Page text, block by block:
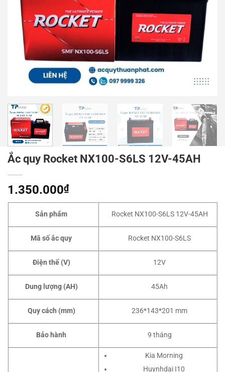
Ắc quy Rocket NX100-S6LS 12V-45AH
1.350.000₫
Sản phẩm Rocket NX100-S6LS 12V-45AH
Mã số ắc quy Rocket NX100-S6LS
Điện thế (V) 12V
Dung lượng (AH) 45Ah
Quy cách (mm) 236*143*201 mm
Bảo hành 9 tháng
Kia Morning
Huynhdai I10